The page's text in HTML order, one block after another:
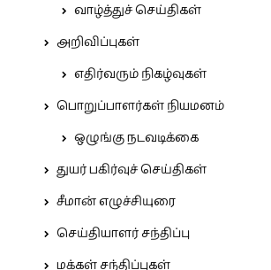
வாழ்த்துச் செய்திகள்
அறிவிப்புகள்
எதிர்வரும் நிகழ்வுகள்
பொறுப்பாளர்கள் நியமனம்
ஒழுங்கு நடவடிக்கை
துயர் பகிர்வுச் செய்திகள்
சீமான் எழுச்சியுரை
செய்தியாளர் சந்திப்பு
மக்கள் சந்திப்புகள்